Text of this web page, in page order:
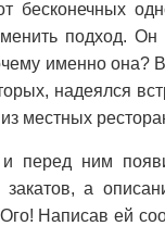
бесконечных
подход. Он
именно она?
надеялся
местных
и перед ним
закатов, а
Написав ей